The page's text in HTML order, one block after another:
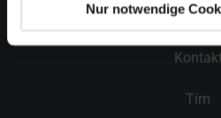
Nur notwendige
Tím